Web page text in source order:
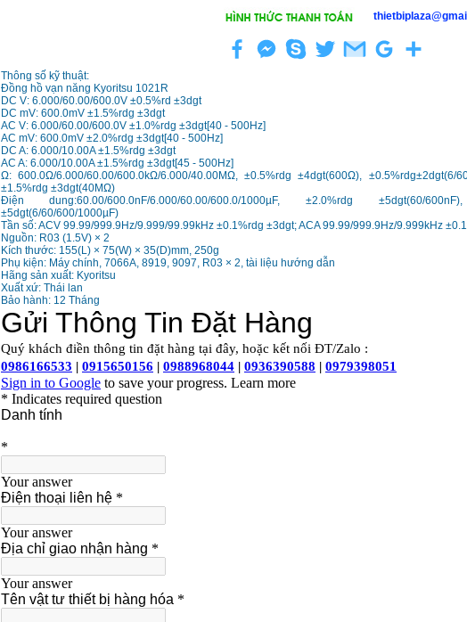
Thông số kỹ thuật:
Đồng hồ vạn năng Kyoritsu 1021R
DC V: 6.000/60.00/600.0V ±0.5%rd ±3dgt
DC mV: 600.0mV ±1.5%rdg ±3dgt
AC V: 6.000/60.00/600.0V ±1.0%rdg ±3dgt[40 - 500Hz]
AC mV: 600.0mV ±2.0%rdg ±3dgt[40 - 500Hz]
DC A: 6.000/10.00A ±1.5%rdg ±3dgt
AC A: 6.000/10.00A ±1.5%rdg ±3dgt[45 - 500Hz]
Ω: 600.0Ω/6.000/60.00/600.0kΩ/6.000/40.00MΩ, ±0.5%rdg ±4dgt(600Ω), ±0.5%rdg±2dgt(6/
±1.5%rdg ±3dgt(40MΩ)
Điện dung:60.00/600.0nF/6.000/60.00/600.0/1000µF, ±2.0%rdg ±5dgt(60/
±5dgt(6/60/600/1000µF)
Tần số: ACV 99.99/999.9Hz/9.999/99.99kHz ±0.1%rdg ±3dgt; ACA 99.99/999.9Hz/9.999kHz
Nguồn: R03 (1.5V) × 2
Kích thước: 155(L) × 75(W) × 35(D)mm, 250g
Phụ kiện: Máy chính, 7066A, 8919, 9097, R03 × 2, tài liệu hướng dẫn
Hãng sản xuất: Kyoritsu
Xuất xứ: Thái lan
Bảo hành: 12 Tháng